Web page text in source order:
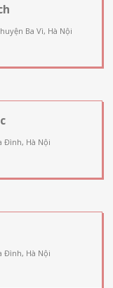
Ba Vì, Hà Nội
Đình, Hà Nội
Đình, Hà Nội